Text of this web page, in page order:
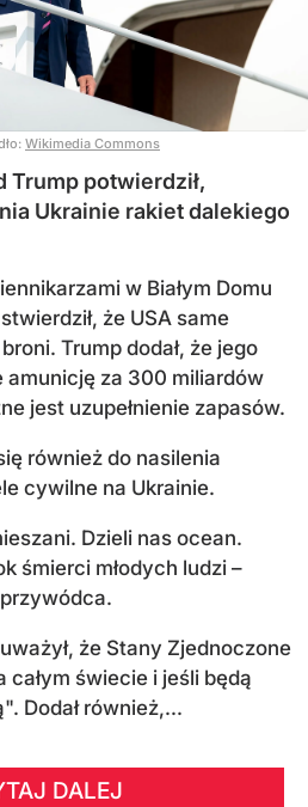
Wikimedia Commons
Trump potwierdził,
Ukrainie rakiet dalekiego
w Białym Domu
że USA same
Trump dodał, że jego
amunicję za 300 miliardów
jest uzupełnienie zapasów.
również do nasilenia
cywilne na Ukrainie.
Dzieli nas ocean.
śmierci młodych ludzi –
że Stany Zjednoczone
całym świecie i jeśli będą
Dodał również,...
DALEJ